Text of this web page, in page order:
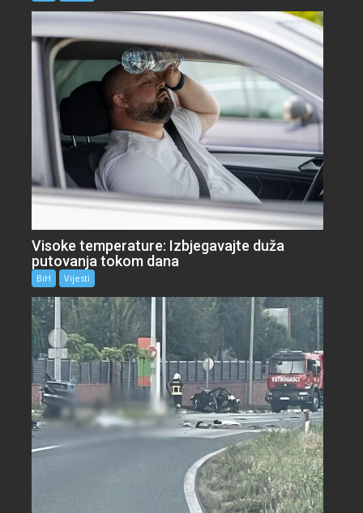
Visoke temperature: Izbjegavajte duža
putovanja tokom dana
BiH Vijesti